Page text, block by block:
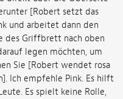
[Robert setzt das
und arbeitet dann den
des Griffbrett nach oben
legen möchten, um
Sie [Robert wendet rosa
Ich empfehle Pink. Es hilft
Es spielt keine Rolle,